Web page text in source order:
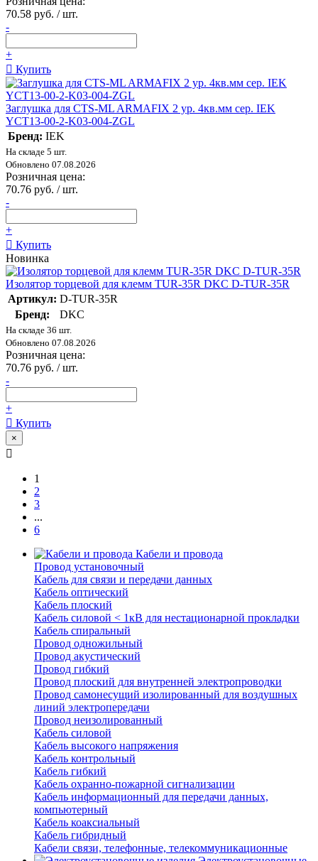
70.58 руб. / шт.
-
+
Купить
Заглушка для CTS-ML ARMAFIX 2 ур. 4кв.мм сер. IEK
YCT13-00-2-K03-004-ZGL
Бренд: IEK
На складе 5 шт.
Обновлено 07.08.2026
Розничная цена:
70.76 руб. / шт.
-
+
Купить
Новинка
Изолятор торцевой для клемм TUR-35R DKC D-TUR-35R
Артикул: D-TUR-35R
Бренд:
DKC
На складе 36 шт.
Обновлено 07.08.2026
Розничная цена:
70.76 руб. / шт.
-
+
Купить
×
1
2
3
...
6
Кабели и провода
Провод установочный
Кабель для связи и передачи данных
Кабель оптический
Кабель плоский
Кабель силовой < 1кВ для нестационарной прокладки
Кабель спиральный
Провод одножильный
Провод акустический
Провод гибкий
Провод плоский для внутренней электропроводки
Провод самонесущий изолированный для воздушных
линий электропередачи
Провод неизолированный
Кабель силовой
Кабель высокого напряжения
Кабель контрольный
Кабель гибкий
Кабель охранно-пожарной сигнализации
Кабель информационный для передачи данных,
компьютерный
Кабель коаксиальный
Кабель гибридный
Кабели связи, телефонные, телекоммуникационные